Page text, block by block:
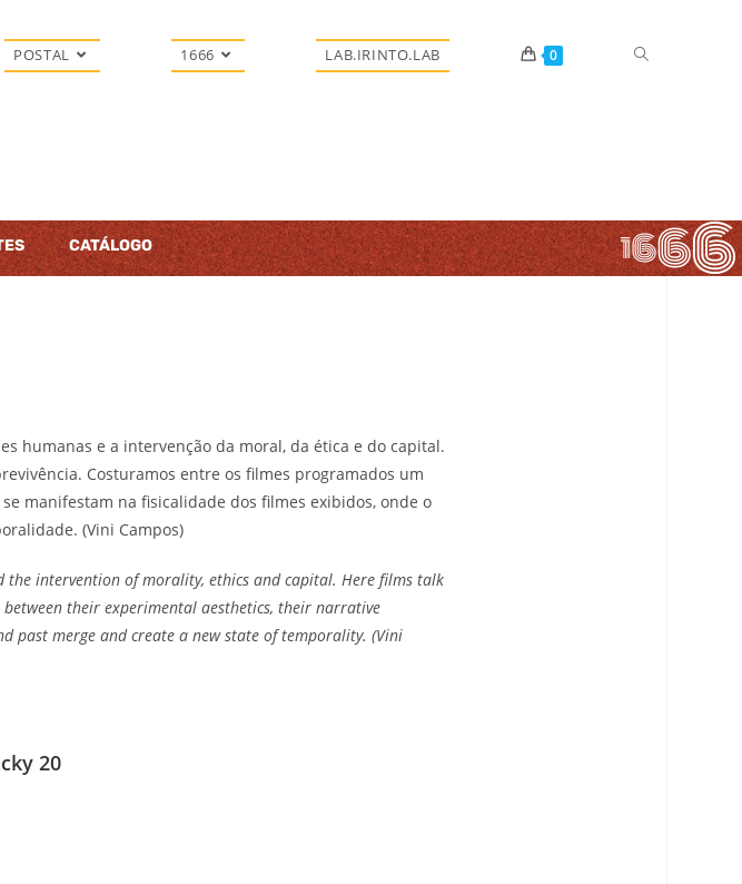
POSTAL 1666 LAB.IRINTO.LAB 0
CATÁLOGO
humanas e a intervenção da moral, da ética e do capital.
Costuramos entre os filmes programados um
manifestam na fisicalidade dos filmes exibidos, onde o
(Vini Campos)
the intervention of morality, ethics and capital. Here films talk
their experimental aesthetics, their narrative
past merge and create a new state of temporality. (Vini
20